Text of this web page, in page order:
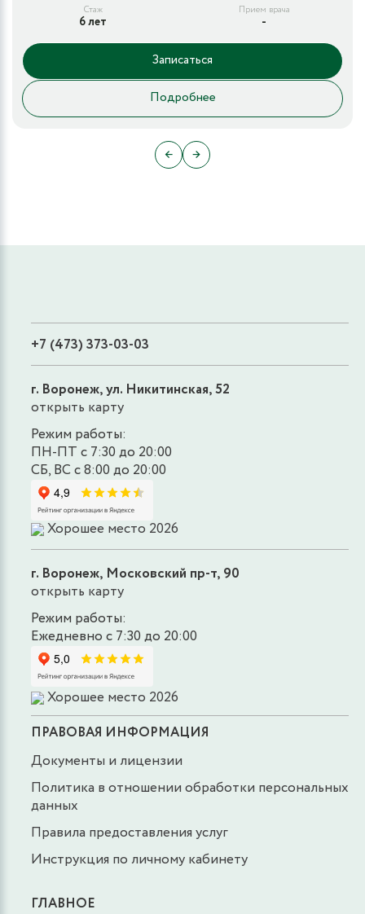
Стаж
6 лет
Прием врача
-
Записаться
Подробнее
← →
+7 (473) 373-03-03
г. Воронеж, ул. Никитинская, 52
открыть карту
Режим работы:
ПН-ПТ с 7:30 до 20:00
СБ, ВС с 8:00 до 20:00
Хорошее место 2026
г. Воронеж, Московский пр-т, 90
открыть карту
Режим работы:
Ежедневно с 7:30 до 20:00
Хорошее место 2026
ПРАВОВАЯ ИНФОРМАЦИЯ
Документы и лицензии
Политика в отношении обработки персональных
данных
Правила предоставления услуг
Инструкция по личному кабинету
ГЛАВНОЕ